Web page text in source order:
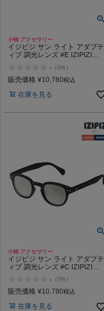
小物 アクセサリー
イジピジ サン ライト アダプテ
ィブ 調光レンズ #E IZIPIZI
- （0件 ）
販売価格 ¥10,780税込
在庫を見る
小物 アクセサリー
イジピジ サン ライト アダプテ
ィブ 調光レンズ #C IZIPIZI
- （0件 ）
販売価格 ¥10,780税込
在庫を見る